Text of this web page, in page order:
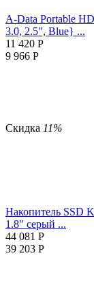
A-Data Portable
3.0, 2.5", Blue} ...
11 420 Р
9 966 Р
Скидка 11%
Накопитель SSD
1.8" серый ...
44 081 Р
39 203 Р